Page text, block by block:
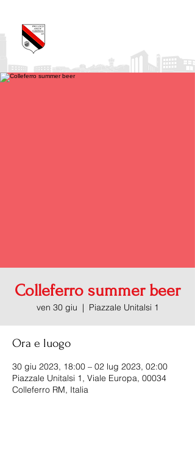
Colleferro summer beer
ven 30 giu
  |
Piazzale Unitalsi 1
Ora e luogo
30 giu 2023, 18:00 – 02 lug 2023, 02:00
Piazzale Unitalsi 1, Viale Europa, 00034
Colleferro RM, Italia